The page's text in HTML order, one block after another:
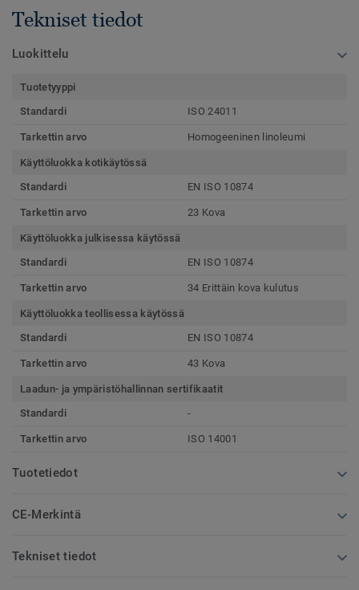
Tekniset tiedot
Luokittelu
Tuotetyyppi
Standardi
ISO 24011
Tarkettin arvo Homogeeninen linoleumi
Käyttöluokka kotikäytössä
Standardi
EN ISO 10874
Tarkettin arvo 23 Kova
Käyttöluokka julkisessa käytössä
Standardi
EN ISO 10874
Tarkettin arvo 34 Erittäin kova kulutus
Käyttöluokka teollisessa käytössä
Standardi
EN ISO 10874
Tarkettin arvo 43 Kova
Laadun- ja ympäristöhallinnan sertifikaatit
Standardi
-
Tarkettin arvo ISO 14001
Tuotetiedot
CE-Merkintä
Tekniset tiedot